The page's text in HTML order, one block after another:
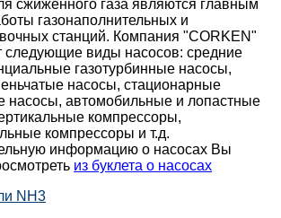
сжиженного газа являются главным
газонаполнительных и
станций. Компания "CORKEN"
следующие виды насосов: cредние
газотурбинные насосы,
насосы, стационарные
насосы, автомобильные и лопaстные
компрессоры,
компрессоры и т.д.
информацию о насосах Вы
из буклета о насосах
NH3